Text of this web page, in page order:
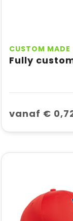
CUSTOM MADE
vanaf €